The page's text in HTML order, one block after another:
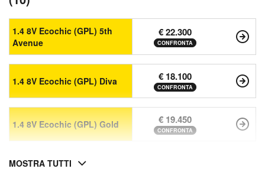
1.4 8V Ecochic (GPL) 5th
Avenue
€ 22.300
CONFRONTA
1.4 8V Ecochic (GPL) Diva € 18.100
CONFRONTA
1.4 8V Ecochic (GPL) Gold € 19.450
CONFRONTA
MOSTRA TUTTI